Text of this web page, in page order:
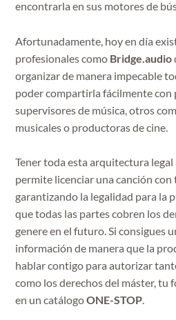
encontrarla en sus motores de
Afortunadamente, hoy en día
profesionales como Bridge.audio
organizar de manera impecable
poder compartirla fácilmente con
supervisores de música, otros
musicales o productoras de cine.
Tener toda esta arquitectura legal
permite licenciar una canción
garantizando la legalidad para la
que todas las partes cobren los
genere en el futuro. Si consigues
información de manera que la
hablar contigo para autorizar
como los derechos del máster, tu
en un catálogoONE-STOP.